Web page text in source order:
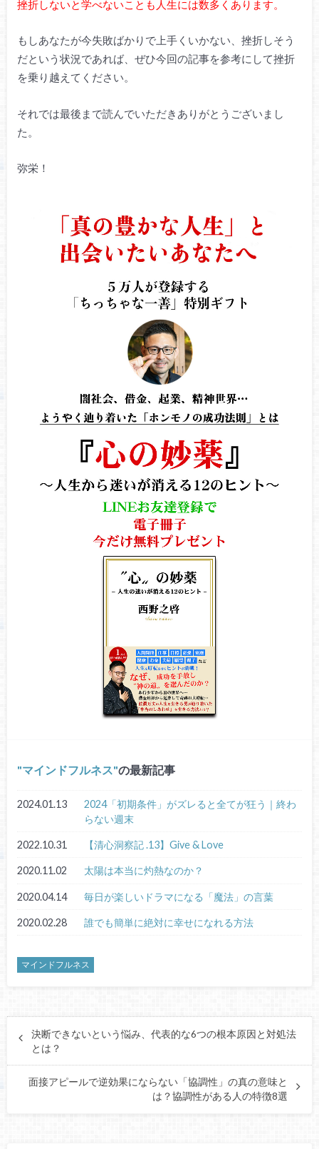
挫折しないと学べないことも人生には数多くあります。
もしあなたが今失敗ばかりで上手くいかない、挫折しそう
だという状況であれば、 ぜひ今回の記事を参考にして挫折
を乗り越えてください。
それでは最後まで読んでいただきありがとうございまし
た。
弥栄！
マインドフルネス の最新記事
2024.01.13
2024「初期条件」がズレると全てが狂う｜終わ
らない週末
2022.10.31 【清心洞察記 .13】Give & Love
2020.11.02 太陽は本当に灼熱なのか？
2020.04.14 毎日が楽しいドラマになる「魔法」の言葉
2020.02.28 誰でも簡単に絶対に幸せになれる方法
マインドフルネス
決断できないという悩み、代表的な6つの根本原因と対処法
とは？
面接アピールで逆効果にならない「協調性」の真の意味と
は？協調性がある人の特徴8選